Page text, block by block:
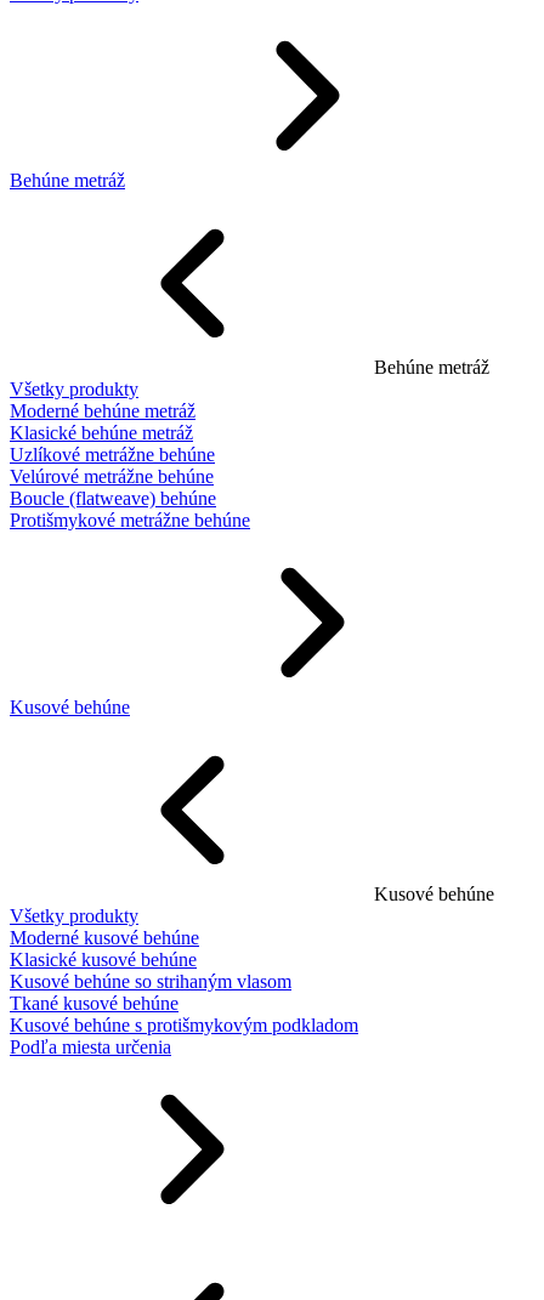
Behúne metráž
Behúne metráž
Všetky produkty
Moderné behúne metráž
Klasické behúne metráž
Uzlíkové metrážne behúne
Velúrové metrážne behúne
Boucle (flatweave) behúne
Protišmykové metrážne behúne
Kusové behúne
Kusové behúne
Všetky produkty
Moderné kusové behúne
Klasické kusové behúne
Kusové behúne so strihaným vlasom
Tkané kusové behúne
Kusové behúne s protišmykovým podkladom
Podľa miesta určenia